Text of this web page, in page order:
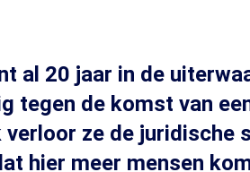
al 20 jaar in de
tegen de komst van
verloor ze de juridische
hier meer mensen